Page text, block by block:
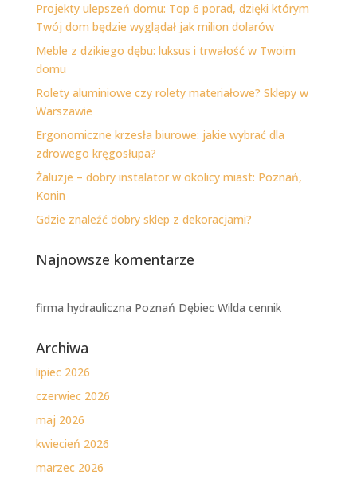
Projekty ulepszeń domu: Top 6 porad, dzięki którym
Twój dom będzie wyglądał jak milion dolarów
Meble z dzikiego dębu: luksus i trwałość w Twoim
domu
Rolety aluminiowe czy rolety materiałowe? Sklepy w
Warszawie
Ergonomiczne krzesła biurowe: jakie wybrać dla
zdrowego kręgosłupa?
Żaluzje – dobry instalator w okolicy miast: Poznań,
Konin
Gdzie znaleźć dobry sklep z dekoracjami?
Najnowsze komentarze
firma hydrauliczna Poznań Dębiec Wilda cennik
Archiwa
lipiec 2026
czerwiec 2026
maj 2026
kwiecień 2026
marzec 2026